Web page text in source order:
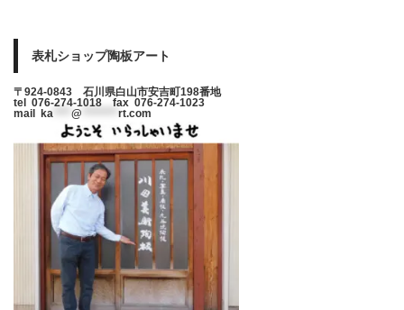
表札ショップ陶板アート
〒924-0843 石川県白山市安吉町198番地
tel 076-274-1018 fax 076-274-1023
mail ka @ rt.com